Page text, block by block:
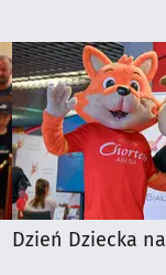
Dzień Dziecka